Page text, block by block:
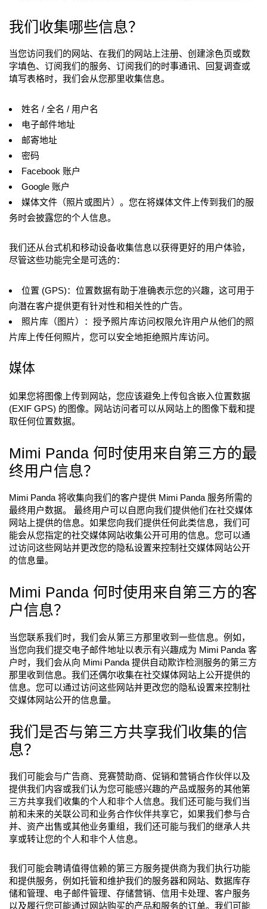
我们收集哪些信息？
当您访问我们的网站、在我们的网站上注册、创建涂色页或数
字填色、订阅我们的服务、订阅我们的时事通讯、回复调查或
填写表格时，我们会从您那里收集信息。
姓名 / 全名 / 用户名
电子邮件地址
邮寄地址
密码
Facebook 账户
Google 账户
媒体文件（照片或图片）。您在将媒体文件上传到我们的服
务时会披露您的个人信息。
我们还从台式机和移动设备收集信息以获得更好的用户体验，
尽管这些功能完全是可选的：
位置 (GPS)：位置数据有助于准确表示您的兴趣，这可用于
向潜在客户提供更有针对性和相关性的广告。
照片库（图片）：授予照片库访问权限允许用户从他们的照
片库上传任何照片，您可以安全地拒绝照片库访问。
媒体
如果您将图像上传到网站，您应该避免上传包含嵌入位置数据
(EXIF GPS) 的图像。网站访问者可以从网站上的图像下载和提
取任何位置数据。
Mimi Panda 何时使用来自第三方的最
终用户信息？
Mimi Panda 将收集向我们的客户提供 Mimi Panda 服务所需的
最终用户数据。 最终用户可以自愿向我们提供他们在社交媒体
网站上提供的信息。如果您向我们提供任何此类信息，我们可
能会从您指定的社交媒体网站收集公开可用的信息。您可以通
过访问这些网站并更改您的隐私设置来控制社交媒体网站公开
的信息量。
Mimi Panda 何时使用来自第三方的客
户信息？
当您联系我们时，我们会从第三方那里收到一些信息。例如，
当您向我们提交电子邮件地址以表示有兴趣成为 Mimi Panda 客
户时，我们会从向 Mimi Panda 提供自动欺诈检测服务的第三方
那里收到信息。我们还偶尔收集在社交媒体网站上公开提供的
信息。您可以通过访问这些网站并更改您的隐私设置来控制社
交媒体网站公开的信息量。
我们是否与第三方共享我们收集的信
息？
我们可能会与广告商、竞赛赞助商、促销和营销合作伙伴以及
提供我们内容或我们认为您可能感兴趣的产品或服务的其他第
三方共享我们收集的个人和非个人信息。我们还可能与我们当
前和未来的关联公司和业务合作伙伴共享它，如果我们参与合
并、资产出售或其他业务重组，我们还可能与我们的继承人共
享或转让您的个人和非个人信息。
我们可能会聘请值得信赖的第三方服务提供商为我们执行功能
和提供服务，例如托管和维护我们的服务器和网站、数据库存
储和管理、电子邮件管理、存储营销、信用卡处理、客户服务
以及履行您可能通过网站购买的产品和服务的订单。我们可能